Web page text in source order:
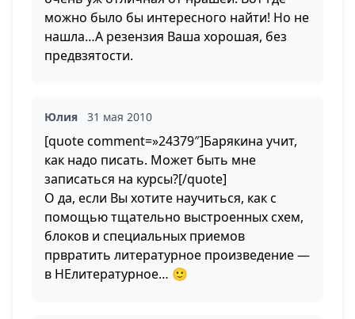
можно было бы интересного найти! Но не
нашла…А резензия Ваша хорошая, без
предвзятости.
Юлия 31 мая 2010
[quote comment=»24379″]Барякина учит,
как надо писать. Может быть мне
записаться на курсы?[/quote]
О да, если Вы хотите научиться, как с
помощью тщательно выстроенных схем,
блоков и специальных приемов
првратить литературное произведение —
в НЕлитературное… 🙂